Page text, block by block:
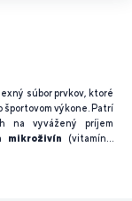
súbor prvkov, ktoré
výkone. Patrí
na vyvážený príjem
mikroživín (vitamíny,